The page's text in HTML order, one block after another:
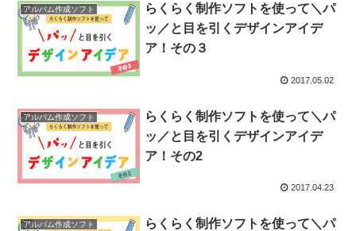
アルバム作成ソフト
らくらく制作ソフトを使って＼パ
ッ／と目を引くデザインアイデ
ア！その３
2017.05.02
アルバム作成ソフト
らくらく制作ソフトを使って＼パ
ッ／と目を引くデザインアイデ
ア！その2
2017.04.23
アルバム作成ソフト
らくらく制作ソフトを使って＼パ